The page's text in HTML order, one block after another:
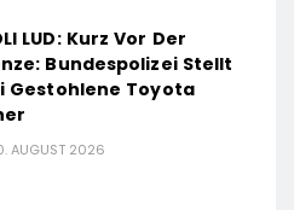
LUD: Kurz Vor Der
Bundespolizei Stellt
Gestohlene Toyota
AUGUST 2026